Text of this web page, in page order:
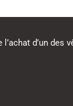
d’un des